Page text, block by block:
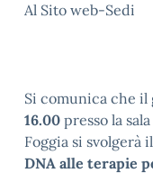
Al Sito web-Sedi
Si comunica che il
16.00 presso la
Foggia si svolgerà
DNA alle terapie